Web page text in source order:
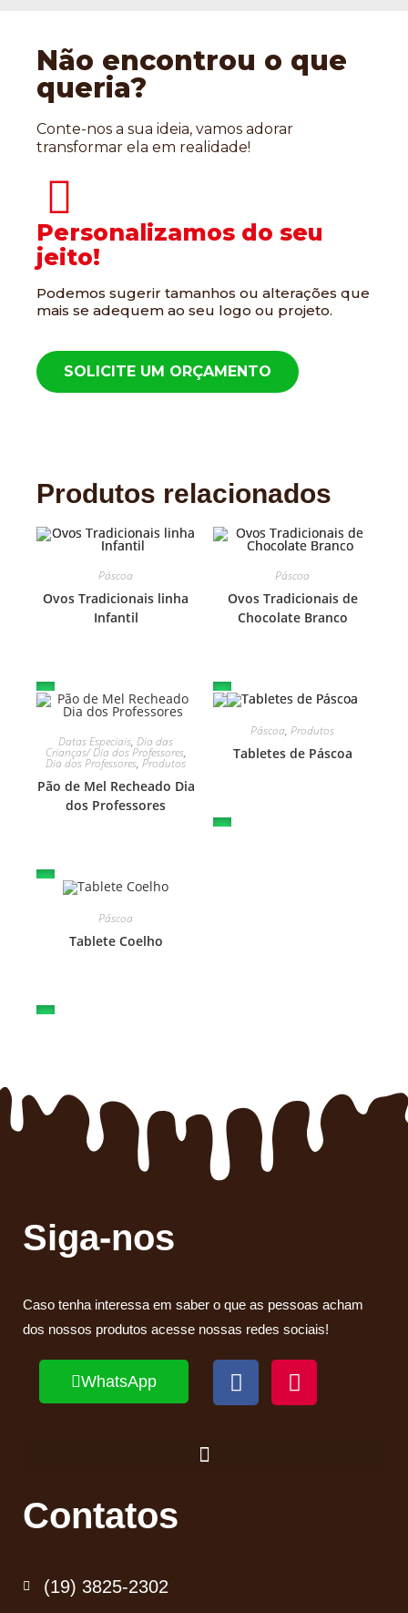
Não encontrou o que
queria?
Conte-nos a sua ideia, vamos adorar
transformar ela em realidade!
Personalizamos do seu
jeito!
Podemos sugerir tamanhos ou alterações que
mais se adequem ao seu logo ou projeto.
SOLICITE UM ORÇAMENTO
Produtos relacionados
Páscoa
Ovos Tradicionais linha
Infantil
Páscoa
Ovos Tradicionais de
Chocolate Branco
Datas Especiais, Dia das
Crianças/ Dia dos Professores,
Dia dos Professores, Produtos
Pão de Mel Recheado Dia
dos Professores
Páscoa, Produtos
Tabletes de Páscoa
Páscoa
Tablete Coelho
Siga-nos
Caso tenha interessa em saber o que as pessoas acham
dos nossos produtos acesse nossas redes sociais!
WhatsApp
Contatos
(19) 3825-2302